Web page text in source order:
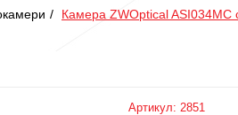
/ Камера ZWOptical ASI034MC
Артикул: 2851